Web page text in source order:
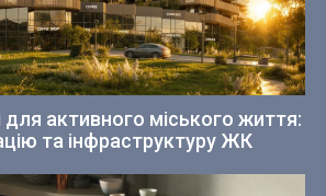
активного міського життя:
та інфраструктуру ЖК